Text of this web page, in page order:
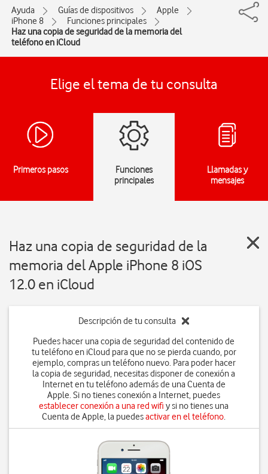
Ayuda Guías de dispositivos
Apple
iPhone 8
Funciones principales
Haz una copia de seguridad de la memoria del
teléfono en iCloud
Elige el tema de tu consulta
Primeros pasos
Funciones
principales
Llamadas y
mensajes
Haz una copia de seguridad de la
memoria del Apple iPhone 8 iOS
12.0 en iCloud
Descripción de tu consulta
Puedes hacer una copia de seguridad del contenido de
tu teléfono en iCloud para que no se pierda cuando, por
ejemplo, compras un teléfono nuevo. Para poder hacer
la copia de seguridad, necesitas disponer de conexión a
Internet en tu teléfono además de una Cuenta de
Apple. Si no tienes conexión a Internet, puedes
establecer conexión a una red wifi y si no tienes una
Cuenta de Apple, la puedesactivar en el teléfono.